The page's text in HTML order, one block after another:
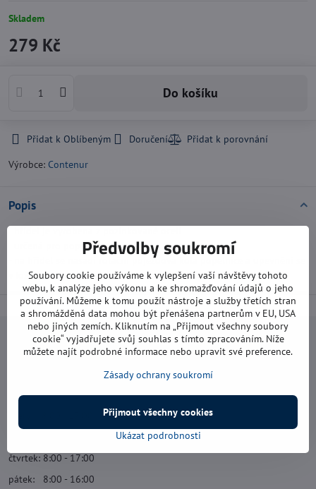
Skladem
279 Kč
Do košíku
Přidat k Oblíbeným
Doručení
Výrobce: Contenur
Popis
- hřídel je vyrobena z pozinkované oceli
- určená pro popelnice 240 l
- na hřídel se nasadí rotační pojezdová kola popelnice a upevnění se
v ložiscích
Navštivte nás
pondělí: 8:00 - 16:00
čtvrtek: 8:00 - 17:00
pátek: 8:00 - 16:00
Předvolby soukromí
Soubory cookie používáme k vylepšení vaší návštěvy tohoto
webu, k analýze jeho výkonu a ke shromažďování údajů o jeho
používání. Můžeme k tomu použít nástroje a služby třetích stran
a shromážděná data mohou být přenášena partnerům v EU, USA
nebo jiných zemích. Kliknutím na „Přijmout všechny soubory
cookie“ vyjadřujete svůj souhlas s tímto zpracováním. Níže
můžete najít podrobné informace nebo upravit své preference.
Zásady ochrany soukromí
Ukázat podrobnosti
Přijmout všechny cookies